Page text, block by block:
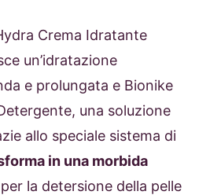
Crema Idratante
un’idratazione
e prolungata e Bionike
una soluzione
allo speciale sistema di
in una morbida
la detersione della pelle